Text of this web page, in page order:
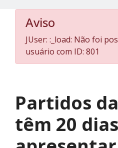
Aviso
JUser: :_load: Não foi
usuário com ID: 801
Partidos
têm 20